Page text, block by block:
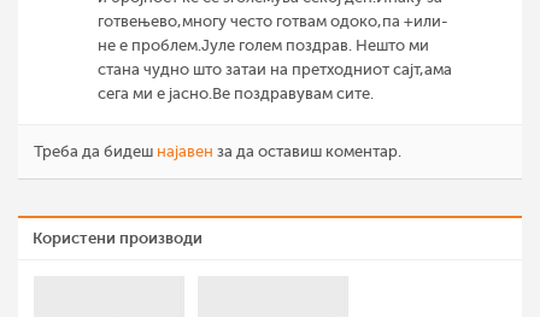
готвењево,многу често готвам одоко,па +или-
не е проблем.Јуле голем поздрав. Нешто ми
стана чудно што затаи на претходниот сајт,ама
сега ми е јасно.Ве поздравувам сите.
Треба да бидеш најавен за да оставиш коментар.
Користени производи